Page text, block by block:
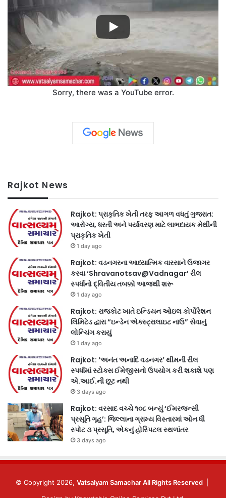
Sorry, there was a YouTube error.
Rajkot News
Rajkot: પ્રાકૃતિક ખેતી તરફ આગળ વધતું ગુજરાત:
આરોગ્ય, ધરતી અને પર્યાવરણ માટે લાભદાયક મેથીની
પ્રાકૃતિક ખેતી
1 day ago
Rajkot: વડનગરના આધ્યાત્મિક વારસાને ઉજાગર
કરવા ‘Shravanotsav@Vadnagar’ રીલ
સ્પર્ધાનો દ્વિતીય તબક્કો આજથી શરૂ
1 day ago
Rajkot: રાજકોટ ખાતે ઇન્ડિયન ઓઇલ કોર્પોરેશન
લિમિટેડ દ્વારા “ઇન્ડેન એક્સ્ટ્રાલાઇટ નાઉ” સેવાનું
લોન્ચિંગ કરાયું
1 day ago
Rajkot: ‘અનંત અનાદિ વડનગર’ થીમની રીલ
સ્પર્ધામાં સ્ટોક્સ ઈમેજીસનો ઉપયોગ કરી શકાશે પણ
એ.આઈ.ની છૂટ નથી
3 days ago
Rajkot: વરસાદ વચ્ચે ૧૦૮ બન્યું ‘ઈમરજન્સી
પ્રસૂતિ ગૃહ’: જિલ્લાના ગ્રામ્ય વિસ્તારમાં ઓન ધી
સ્પોટ ૩ પ્રસૂતિ, એકનું હોસ્પિટલ સ્થળાંતર
3 days ago
© Copyright 2026, Vatsalyam Samachar All Rights Reserved